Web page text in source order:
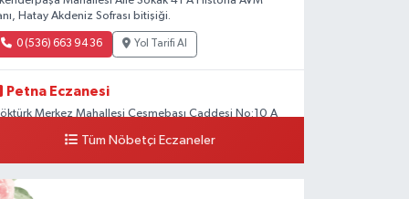
Hatay Akdeniz Sofrası bitişiği.
0 (536) 663 94 36 Yol Tarifi Al
Petna Eczanesi
Merkez Mahallesi Çeşmebaşı Caddesi No:10 A
0 (212) 360 18 23 Yol Tarifi Al
Sacide Eczanesi
Tüm Nöbetçi Eczaneler